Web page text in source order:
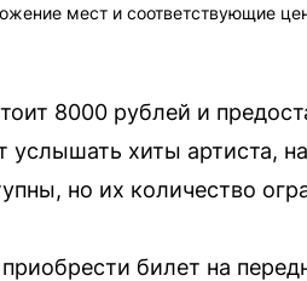
мест и соответствующие
8000 рублей и
услышать хиты артиста,
но их количество
билет на